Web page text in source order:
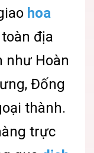
hoa
địa
như Hoàn
Đống
thành.
trực